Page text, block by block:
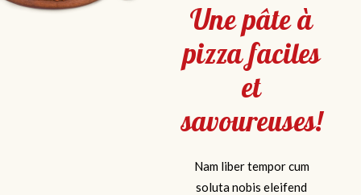
Une pâte à
pizza faciles
et
savoureuses!
Nam liber tempor cum
soluta nobis eleifend